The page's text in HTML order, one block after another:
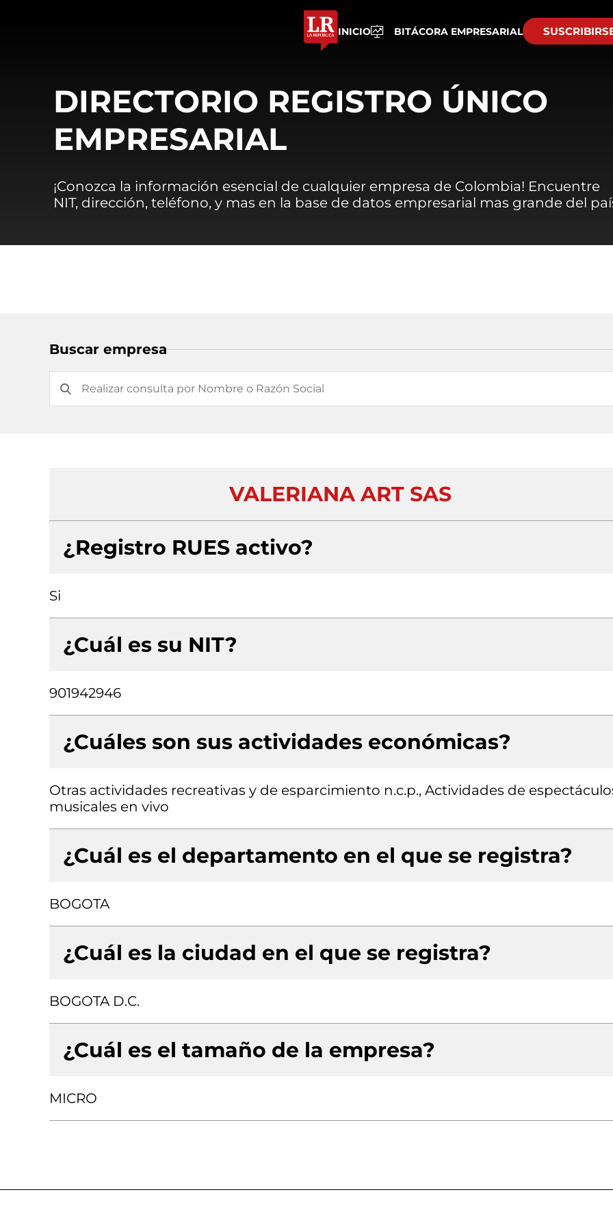
INICIO BITÁCORA EMPRESARIAL
DIRECTORIO REGISTRO ÚNICO
EMPRESARIAL
¡Conozca la información esencial de cualquier empresa de Colombia! Encuentre
NIT, dirección, teléfono, y mas en la base de datos empresarial mas grande del
Buscar empresa
VALERIANA ART SAS
¿Registro RUES activo?
Si
¿Cuál es su NIT?
901942946
¿Cuáles son sus actividades económicas?
Otras actividades recreativas y de esparcimiento n.c.p., Actividades de
musicales en vivo
¿Cuál es el departamento en el que se registra?
BOGOTA
¿Cuál es la ciudad en el que se registra?
BOGOTA D.C.
¿Cuál es el tamaño de la empresa?
MICRO